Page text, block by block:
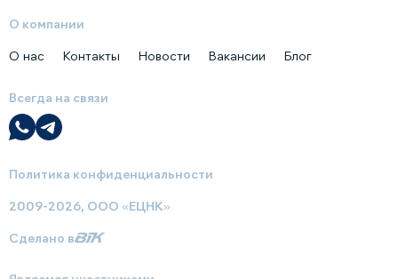
О компании
О нас Контакты Новости Вакансии Блог
Всегда на связи
Политика конфиденциальности
2009-2026, ООО «ЕЦНК»
Сделано в